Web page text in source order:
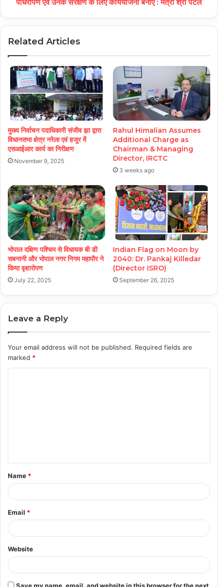
पौधरोपण एवं उनके संरक्षण के लिए कार्ययोजना बनाएं : मंत्री श्री पटेल
Related Articles
मुख्य निर्वाचन पदाधिकारी संजीव झा द्वारा
विधानसभा क्षेत्र नरेला एवं हजूर में
एसआईआर कार्य का निरीक्षण
November 9, 2025
Rahul Himalian Assumes
Additional Charge as
Chairman & Managing
Director, IRCTC
3 weeks ago
भोपाल दक्षिण पश्चिम से विधायक बी डी
सबनानी और भोपाल नगर निगम महापौर ने
किया वृक्षारोपण
July 22, 2025
Indian Flag on Moon by
2040: Dr. Pankaj Killedar
(Director ISRO)
September 26, 2025
Leave a Reply
Your email address will not be published. Required fields are
marked *
t
*
Name *
Email *
Website